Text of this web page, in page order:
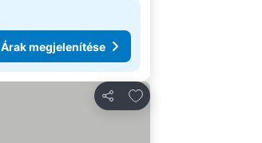
Árak megjelenítése
Megosztás
Hozzáadás a